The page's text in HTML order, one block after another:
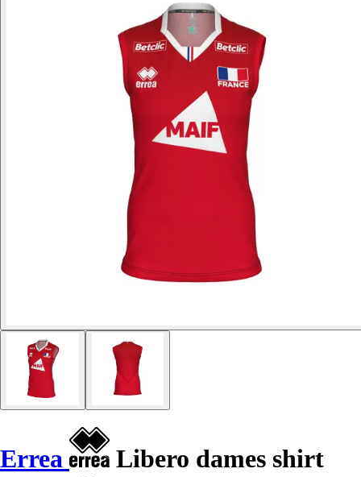
Errea
Libero dames shirt